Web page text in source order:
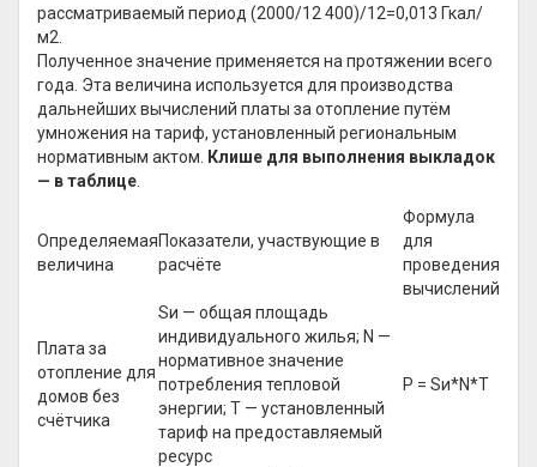
рассматриваемый период (2000/12 400)/12=0,013 Гкал/
м2.
Полученное значение применяется на протяжении всего
года. Эта величина используется для производства
дальнейших вычислений платы за отопление путём
умножения на тариф, установленный региональным
нормативным актом.
Клише для выполнения выкладок
— в таблице
Определяемая
величина
Показатели, участвующие в
расчёте
Формула
для
проведения
вычислений
Плата за
отопление для
домов без
счётчика
Sи — общая площадь
индивидуального жилья; N —
нормативное значение
потребления тепловой
энергии; T — установленный
тариф на предоставляемый
ресурс
Р = Sи*N*T